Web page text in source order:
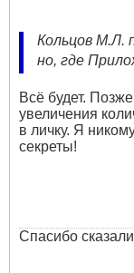
Кольцов М.Л.
но, где
Всё будет.
увеличения
в личку. Я
секреты!
Спасибо